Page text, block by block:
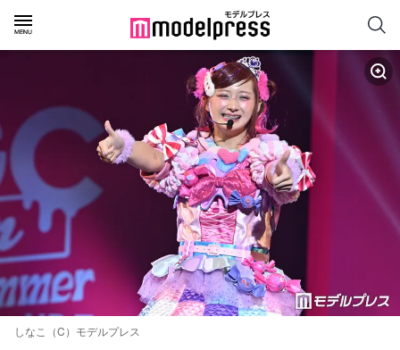
しなこ（C）モデルプレス